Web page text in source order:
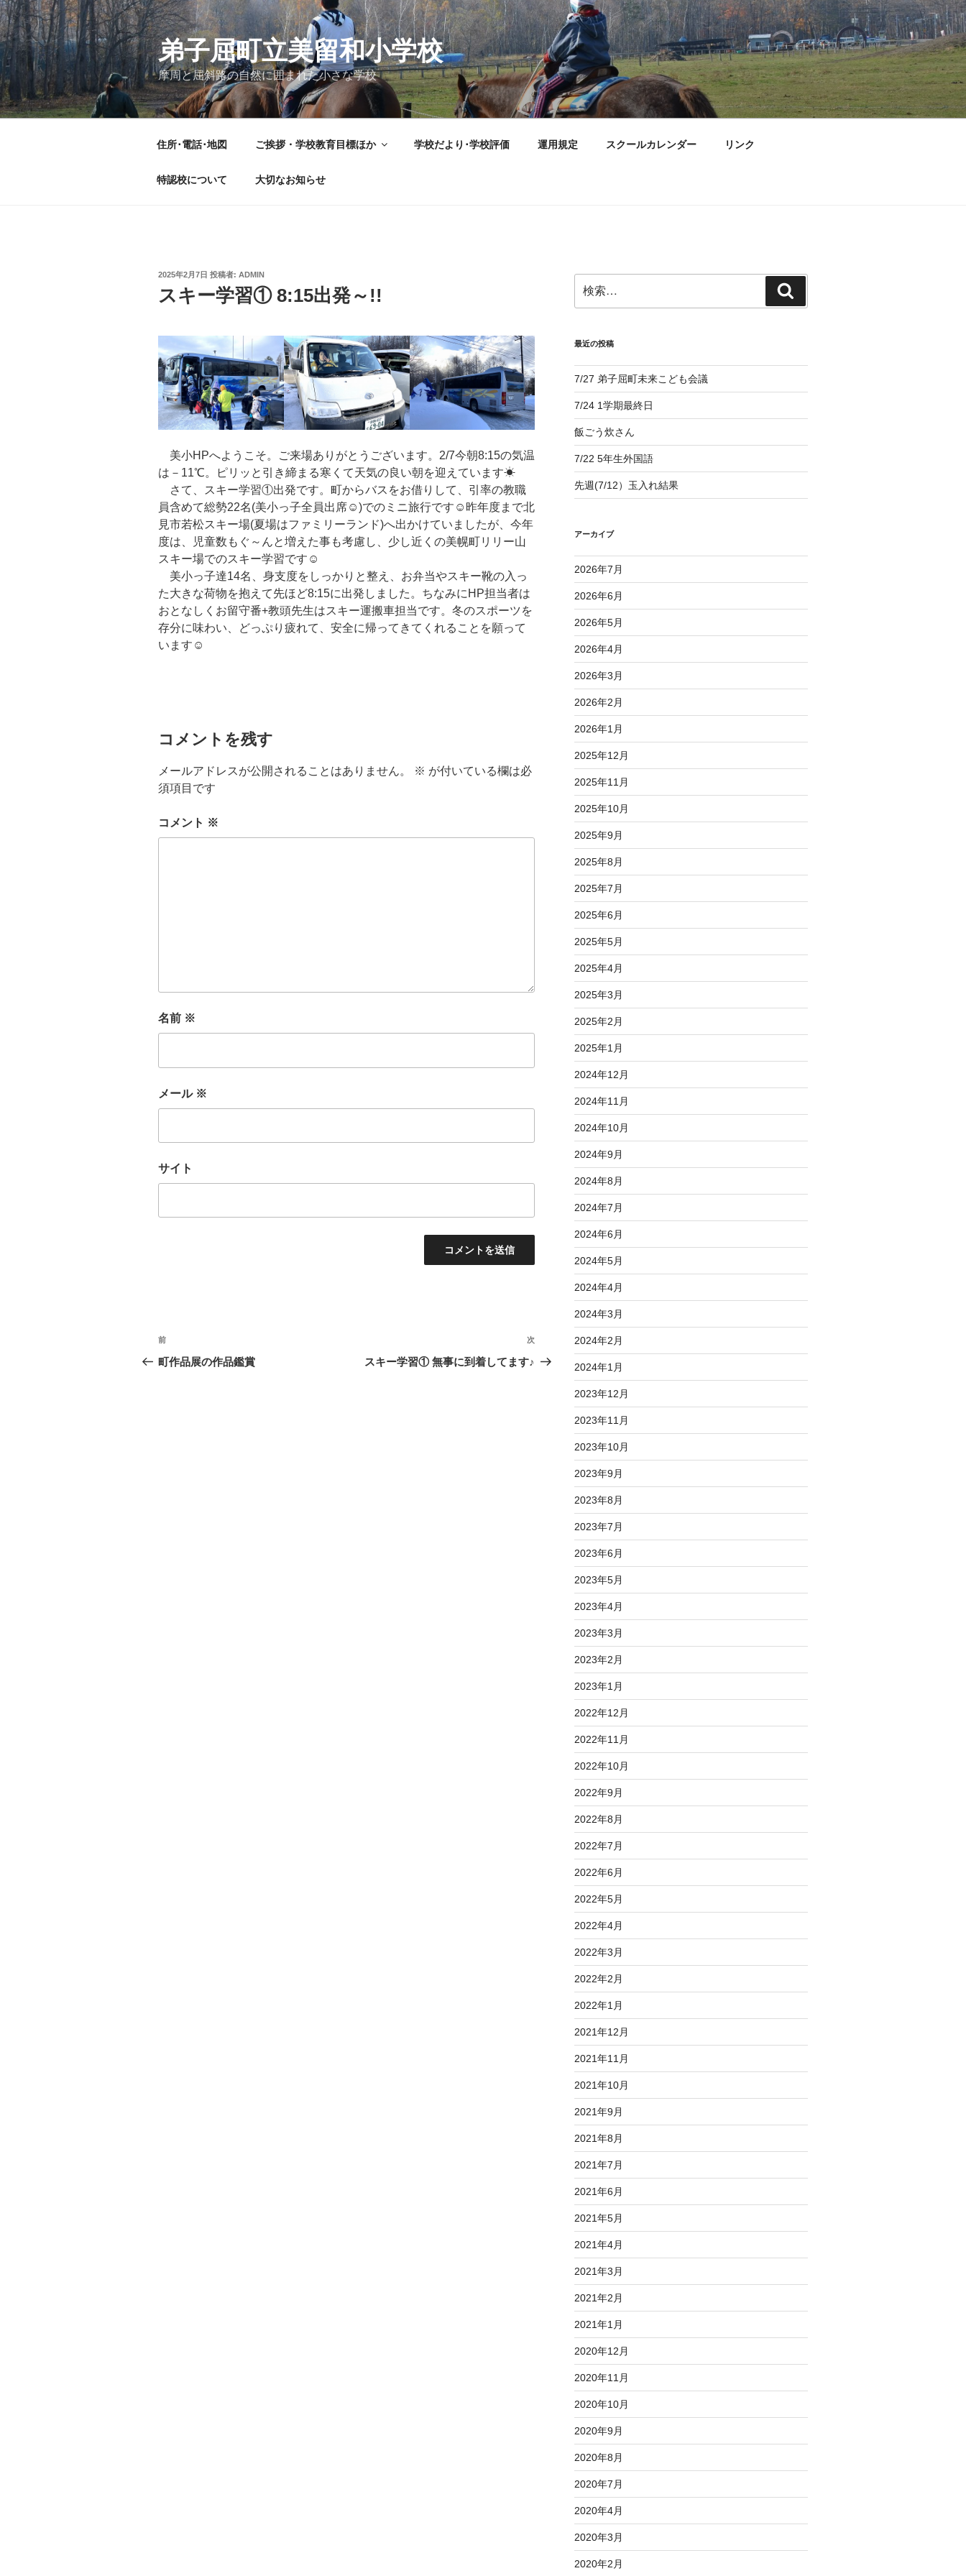
コ
ン
テ
ン
ツ
へ
ス
弟子屈町立美留和小学校
摩周と屈斜路の自然に囲まれた小さな学校
住所･電話･地図 ご挨拶・学校教育目標ほか 学校だより･学校評価 運用規定 スクールカレンダー リンク
特認校について 大切なお知らせ
投
日:
2025年2月7日 投稿者: ADMIN
スキー学習① 8:15出発～!!
美小HPへようこそ。ご来場ありがとうございます。2/7今朝8:15の気温
は－11℃。ピリッと引き締まる寒くて天気の良い朝を迎えています☀
さて、スキー学習①出発です。町からバスをお借りして、引率の教職
員含めて総勢22名(美小っ子全員出席☺)でのミニ旅行です☺昨年度まで北
見市若松スキー場(夏場はファミリーランド)へ出かけていましたが、今年
度は、児童数もぐ～んと増えた事も考慮し、少し近くの美幌町リリー山
スキー場でのスキー学習です☺
美小っ子達14名、身支度をしっかりと整え、お弁当やスキー靴の入っ
た大きな荷物を抱えて先ほど8:15に出発しました。ちなみにHP担当者は
おとなしくお留守番+教頭先生はスキー運搬車担当です。冬のスポーツを
存分に味わい、どっぷり疲れて、安全に帰ってきてくれることを願って
います☺
コメントを残す
メールアドレスが公開されることはありません。 ※ が付いている欄は必
須項目です
コメント ※
名前 ※
メール ※
サイト
投
稿
前
の
前
町作品展の作品鑑賞
次
の
次
スキー学習① 無事に到着してます♪
索:
索
最近の投稿
7/27 弟子屈町未来こども会議
7/24 1学期最終日
飯ごう炊さん
7/22 5年生外国語
先週(7/12）玉入れ結果
アーカイブ
2026年7月
2026年6月
2026年5月
2026年4月
2026年3月
2026年2月
2026年1月
2025年12月
2025年11月
2025年10月
2025年9月
2025年8月
2025年7月
2025年6月
2025年5月
2025年4月
2025年3月
2025年2月
2025年1月
2024年12月
2024年11月
2024年10月
2024年9月
2024年8月
2024年7月
2024年6月
2024年5月
2024年4月
2024年3月
2024年2月
2024年1月
2023年12月
2023年11月
2023年10月
2023年9月
2023年8月
2023年7月
2023年6月
2023年5月
2023年4月
2023年3月
2023年2月
2023年1月
2022年12月
2022年11月
2022年10月
2022年9月
2022年8月
2022年7月
2022年6月
2022年5月
2022年4月
2022年3月
2022年2月
2022年1月
2021年12月
2021年11月
2021年10月
2021年9月
2021年8月
2021年7月
2021年6月
2021年5月
2021年4月
2021年3月
2021年2月
2021年1月
2020年12月
2020年11月
2020年10月
2020年9月
2020年8月
2020年7月
2020年4月
2020年3月
2020年2月